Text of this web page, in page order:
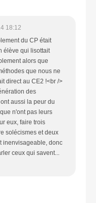
18:12
du CP était
élève qui lisottait
alors que
que nous ne
direct au CE2 !<br />
des
aussi la peur du
n'ont pas leurs
eux, faire trois
solécismes et deux
inenvisageable, donc
ceux qui savent...